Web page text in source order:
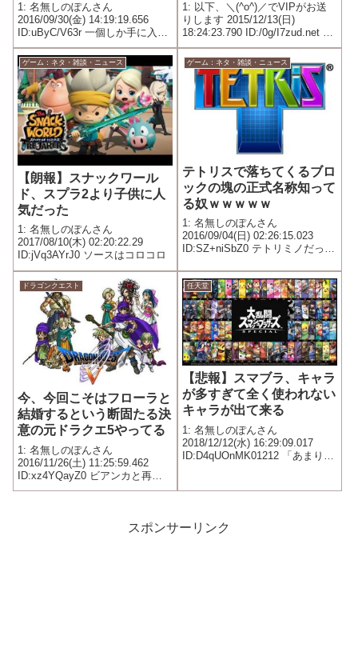
1: 名無しのぽんさん
2016/09/30(金) 14:19:19.656
ID:uByC/V63r 一個しか手に入ら
ないかもしれないのに普通に使
いたいから使えるとか凄い
1: 以下、＼(^o^)／でVIPがお送
りします 2015/12/13(日)
18:24:23.790 ID:/0g/I7zud.net 絶
対いる機能だけで一杯だから、
アイテムだの調合だのの便利機
能が入らない なんかで代替出来
るなら変えたい...
ゲーム：ネタ・雑談・ニュース
【朗報】スナックワール
ド、スプラ2より子供に人
気だった
1: 名無しのぽんさん
2017/08/10(木) 02:20:22.29
ID:jVq3AYrJ0 ソースはコロコロ
ゲーム：ネタ・雑談・ニュース
テトリスで落ちてくるブロ
ックの塊の正式名称知って
る奴ｗｗｗｗｗ
1: 名無しのぽんさん
2016/09/04(日) 02:26:15.023
ID:SZ+niSbZ0 テトリミノだって
ドラゴンクエスト
今、今回こそはフローラと
結婚するという断固たる決
意の元ドラクエ5やってる
1: 名無しのぽんさん
2016/11/26(土) 11:25:59.462
ID:xz4YQayZ0 ビアンカと再開
してその健気さに心揺らいでる
任天堂
【悲報】スマブラ、キャラ
が多すぎて全く使われない
キャラが出て来る
1: 名無しのぽんさん
2018/12/12(水) 16:29:09.017
ID:D4qUOnMK01212 「あまり見
ックピット 「たまにしか見な
スポンサーリンク